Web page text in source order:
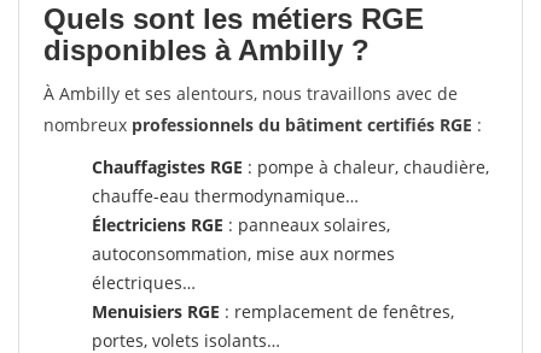
Quels sont les métiers RGE
disponibles à Ambilly ?
À Ambilly et ses alentours, nous travaillons avec de
nombreux professionnels du bâtiment certifiés RGE :
Chauffagistes RGE : pompe à chaleur, chaudière,
chauffe-eau thermodynamique…
Électriciens RGE : panneaux solaires,
autoconsommation, mise aux normes
électriques…
Menuisiers RGE : remplacement de fenêtres,
portes, volets isolants…